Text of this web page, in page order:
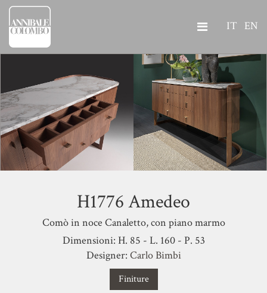
IT EN
H1776 Amedeo
Comò in noce Canaletto, con piano marmo
Dimensioni: H. 85 - L. 160 - P. 53
Designer: Carlo Bimbi
Finiture